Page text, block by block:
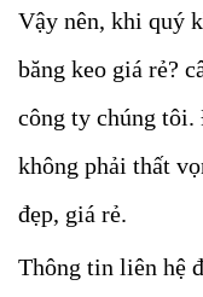
Vậy nên, khi quý
băng keo giá rẻ?
công ty chúng tôi.
không phải thất
đẹp, giá rẻ.
Thông tin liên hệ